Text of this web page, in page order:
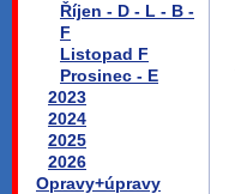
Říjen - D - L - B -
F
Listopad F
Prosinec - E
2023
2024
2025
2026
Opravy+úpravy